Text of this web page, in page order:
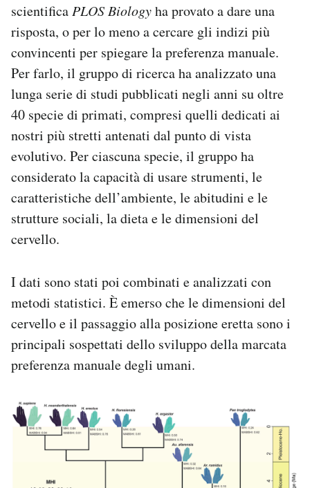
scientifica PLOS Biologyha provato a dare una
risposta, o per lo meno a cercare gli indizi più
convincenti per spiegare la preferenza manuale.
Per farlo, il gruppo di ricerca ha analizzato una
lunga serie di studi pubblicati negli anni su oltre
40 specie di primati, compresi quelli dedicati ai
nostri più stretti antenati dal punto di vista
evolutivo. Per ciascuna specie, il gruppo ha
considerato la capacità di usare strumenti, le
caratteristiche dell’ambiente, le abitudini e le
strutture sociali, la dieta e le dimensioni del
cervello.
I dati sono stati poi combinati e analizzati con
metodi statistici. È emerso che le dimensioni del
cervello e il passaggio alla posizione eretta sono i
principali sospettati dello sviluppo della marcata
preferenza manuale degli umani.